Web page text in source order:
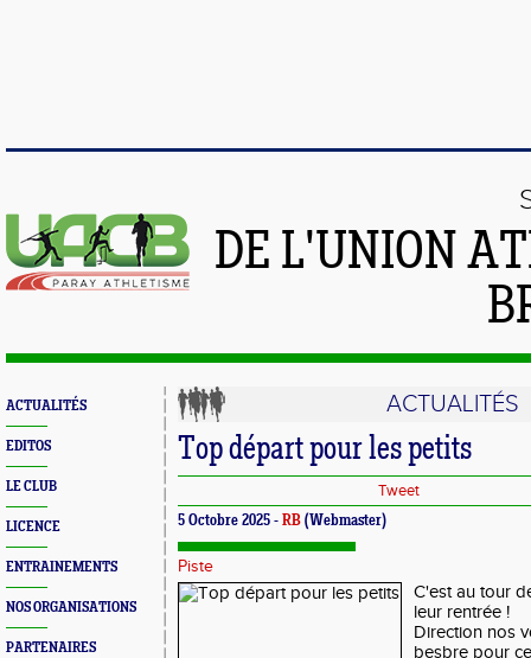
DE L'UNION
ACTUALITÉS
EDITOS
LE CLUB
LICENCE
ENTRAINEMENTS
NOS ORGANISATIONS
PARTENAIRES
ACTUALITÉS
Top départ pour les petits
Tweet
5 Octobre 2025 - RB (Webmaster)
Piste
C'est au tour
leur rentrée !
Direction nos
besbre pour